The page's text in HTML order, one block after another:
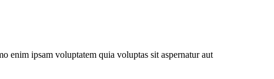
enim ipsam voluptatem quia voluptas sit aspernatur aut